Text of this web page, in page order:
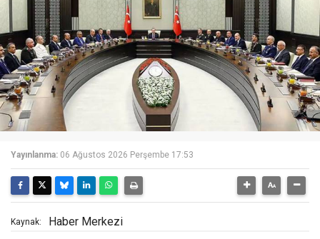
Yayınlanma: 06 Ağustos 2026 Perşembe 17:53
Kaynak: Haber Merkezi